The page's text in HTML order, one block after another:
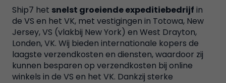
Ship7 het snelst groeiende expeditiebedrijf in
de VS en het VK, met vestigingen in Totowa, New
Jersey, VS (vlakbij New York) en West Drayton,
Londen, VK. Wij bieden internationale kopers de
laagste verzendkosten en diensten, waardoor zij
kunnen besparen op verzendkosten bij online
winkels in de VS en het VK. Dankzij sterke